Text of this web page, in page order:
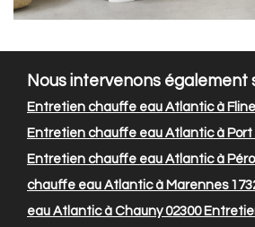
Nous intervenons également
Entretien chauffe eau Atlantic à
Entretien chauffe eau Atlantic à Port
Entretien chauffe eau Atlantic à
chauffe eau Atlantic à Marennes
eau Atlantic à Chauny 02300